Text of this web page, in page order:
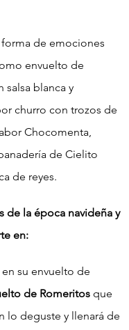
de emociones
envuelto de
salsa blanca y
churro con trozos de
Chocomenta,
de Cielito
de reyes.
de la época navideña y
en:
su envuelto de
de Romeritos que
lo deguste y llenará de